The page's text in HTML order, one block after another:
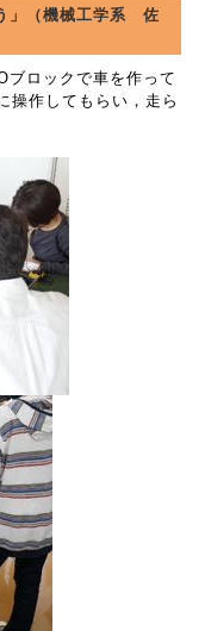
」（機械工学系 佐
ロックで車を作って
操作してもらい，走ら